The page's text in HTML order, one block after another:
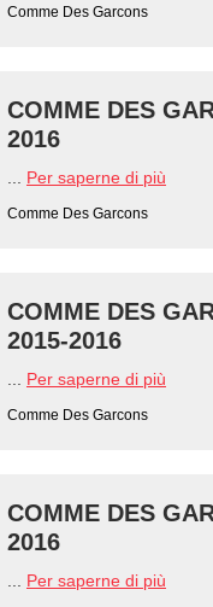
Comme Des Garcons
COMME DES
2016
Per saperne di più
Comme Des Garcons
COMME DES
2015-2016
Per saperne di più
Comme Des Garcons
COMME DES
2016
Per saperne di più